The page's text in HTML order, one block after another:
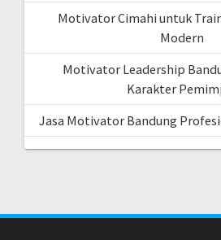
Motivator Cimahi untuk
Modern
Motivator Leadership
Karakter
Jasa Motivator Bandung